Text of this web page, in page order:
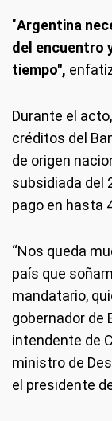
"Argentina
del encuentro
tiempo",
Durante el
créditos del
de origen
subsidiada del
pago en hasta
“Nos queda
país que
mandatario,
gobernador de
intendente de
ministro de
el presidente